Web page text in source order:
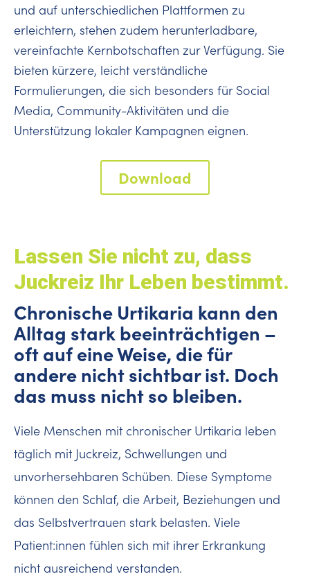
und auf unterschiedlichen Plattformen zu
erleichtern, stehen zudem herunterladbare,
vereinfachte Kernbotschaften zur Verfügung. Sie
bieten kürzere, leicht verständliche
Formulierungen, die sich besonders für Social
Media, Community-Aktivitäten und die
Unterstützung lokaler Kampagnen eignen.
Download
Lassen Sie nicht zu, dass
Juckreiz Ihr Leben bestimmt.
Chronische Urtikaria kann den
Alltag stark beeinträchtigen –
oft auf eine Weise, die für
andere nicht sichtbar ist. Doch
das muss nicht so bleiben.
Viele Menschen mit chronischer Urtikaria leben
täglich mit Juckreiz, Schwellungen und
unvorhersehbaren Schüben. Diese Symptome
können den Schlaf, die Arbeit, Beziehungen und
das Selbstvertrauen stark belasten. Viele
Patient:innen fühlen sich mit ihrer Erkrankung
nicht ausreichend verstanden.